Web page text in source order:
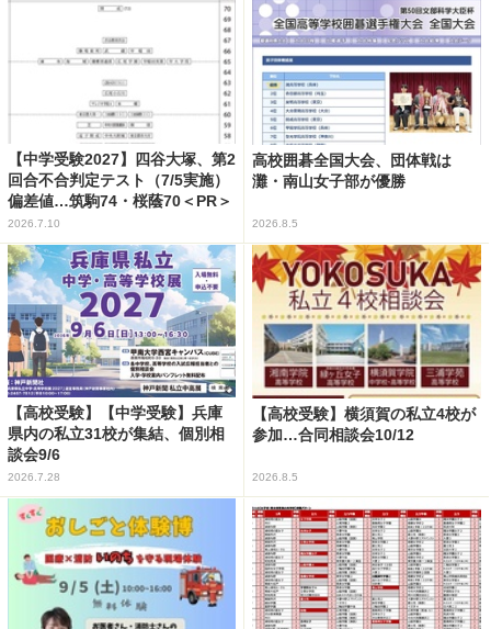
【中学受験2027】四谷大塚、第2
回合不合判定テスト（7/5実施）
偏差値…筑駒74・桜蔭70＜PR＞
2026.7.10
高校囲碁全国大会、団体戦は
灘・南山女子部が優勝
2026.8.5
【高校受験】【中学受験】兵庫
県内の私立31校が集結、個別相
談会9/6
2026.7.28
【高校受験】横須賀の私立4校が
参加…合同相談会10/12
2026.8.5